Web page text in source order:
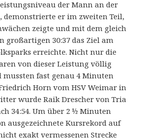
der Mann an der
demonstrierte er im zweiten Teil,
zeigte und mit dem gleich
großartigen 30:37 das Ziel am
erreichte. Nicht nur die
von dieser Leistung völlig
mussten fast genau 4 Minuten
Horn vom HSV Weimar in
wurde Raik Drescher von Tria
34:54. Um über 2 ½ Minuten
ausgezeichnete Kursrekord auf
exakt vermessenen Strecke